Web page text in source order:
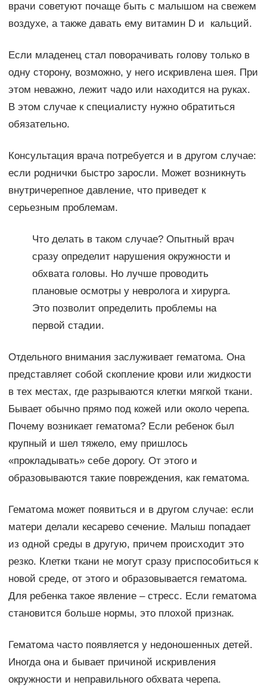
врачи советуют почаще быть с малышом на свежем
воздухе, а также давать ему витамин D и кальций.
Если младенец стал поворачивать голову только в
одну сторону, возможно, у него искривлена шея. При
этом неважно, лежит чадо или находится на руках.
В этом случае к специалисту нужно обратиться
обязательно.
Консультация врача потребуется и в другом случае:
если роднички быстро заросли. Может возникнуть
внутричерепное давление, что приведет к
серьезным проблемам.
Что делать в таком случае? Опытный врач
сразу определит нарушения окружности и
обхвата головы. Но лучше проводить
плановые осмотры у невролога и хирурга.
Это позволит определить проблемы на
первой стадии.
Отдельного внимания заслуживает гематома. Она
представляет собой скопление крови или жидкости
в тех местах, где разрываются клетки мягкой ткани.
Бывает обычно прямо под кожей или около черепа.
Почему возникает гематома? Если ребенок был
крупный и шел тяжело, ему пришлось
«прокладывать» себе дорогу. От этого и
образовываются такие повреждения, как гематома.
Гематома может появиться и в другом случае: если
матери делали кесарево сечение. Малыш попадает
из одной среды в другую, причем происходит это
резко. Клетки ткани не могут сразу приспособиться к
новой среде, от этого и образовывается гематома.
Для ребенка такое явление – стресс. Если гематома
становится больше нормы, это плохой признак.
Гематома часто появляется у недоношенных детей.
Иногда она и бывает причиной искривления
окружности и неправильного обхвата черепа.